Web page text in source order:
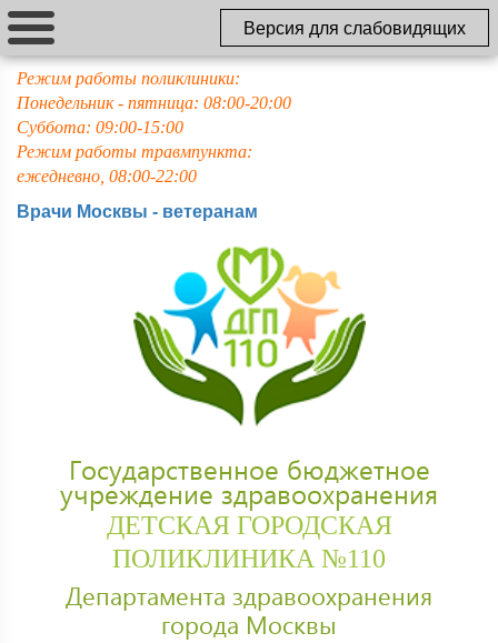
Версия для слабовидящих
Режим работы поликлиники:
Понедельник - пятница: 08:00-20:00
Суббота: 09:00-15:00
Режим работы травмпункта:
ежедневно, 08:00-22:00
Врачи Москвы - ветеранам
Государственное бюджетное
учреждение здравоохранения
ДЕТСКАЯ ГОРОДСКАЯ
ПОЛИКЛИНИКА №110
Департамента здравоохранения
города Москвы